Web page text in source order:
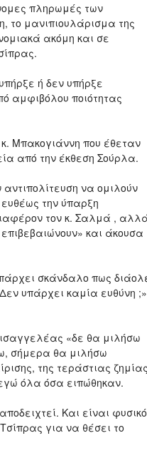
πληρωμές των
το μανιπιουλάρισμα της
ακόμη και σε
ή δεν υπήρξε
αμφιβόλου ποιότητας
Μπακογιάννη που έθεταν
από την έκθεση Σούρλα.
να ομιλούν
την ύπαρξη
τον κ. Σαλμά ,
και άκουσα
σκάνδαλο πως
υπάρχει καμία ευθύνη ;»
«δε θα μιλήσω
σήμερα θα μιλήσω
της τεράστιας
εγώ όλα όσα ειπώθηκαν.
Και είναι φυσικό
για να θέσει το